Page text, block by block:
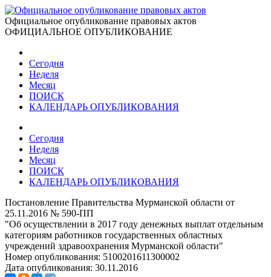
Официальное опубликование правовых актов
ОФИЦИАЛЬНОЕ ОПУБЛИКОВАНИЕ
Сегодня
Неделя
Месяц
ПОИСК
КАЛЕНДАРЬ ОПУБЛИКОВАНИЯ
Сегодня
Неделя
Месяц
ПОИСК
КАЛЕНДАРЬ ОПУБЛИКОВАНИЯ
Постановление Правительства Мурманской области от
25.11.2016 № 590-ПП
"Об осуществлении в 2017 году денежных выплат отдельным
категориям работников государственных областных
учреждений здравоохранения Мурманской области"
Номер опубликования: 5100201611300002
Дата опубликования: 30.11.2016